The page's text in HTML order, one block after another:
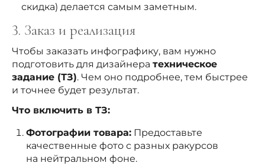
скидка) делается самым заметным.
3. Заказ и реализация
Чтобы заказать инфографику, вам нужно
подготовить для дизайнера техническое
задание (ТЗ). Чем оно подробнее, тем быстрее
и точнее будет результат.
Что включить в ТЗ:
Фотографии товара: Предоставьте
качественные фото с разных ракурсов
на нейтральном фоне.